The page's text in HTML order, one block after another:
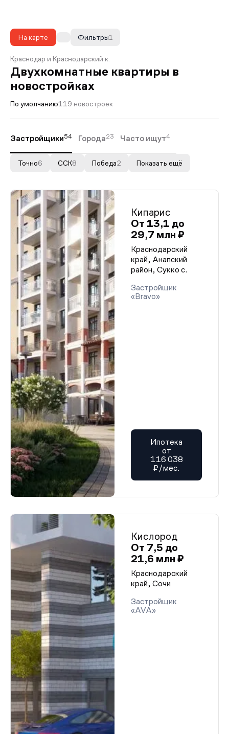
На карте 1
Фильтры
Краснодар и Краснодарский к.
Двухкомнатные квартиры в
новостройках
По умолчанию119 новостроек
Застройщики54 Города23 Часто ищут4
Точно6 ССК8 Победа2 Показать ещё
Кипарис
От 13,1 до
29,7 млн ₽
Краснодарский
край, Анапский
район, Сукко с.
Застройщик
«Bravo»
Ипотека
от
116 038
₽/мес.
Кислород
От 7,5 до
21,6 млн ₽
Краснодарский
край, Сочи
Застройщик
«AVA»